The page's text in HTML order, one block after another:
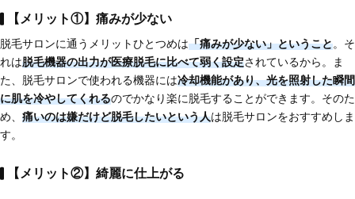
【メリット①】痛みが少ない
脱毛サロンに通うメリットひとつめは「痛みが少ない」ということ。そ
れは脱毛機器の出力が医療脱毛に比べて弱く設定されているから。ま
た、脱毛サロンで使われる機器には冷却機能があり、光を照射した瞬間
に肌を冷やしてくれるのでかなり楽に脱毛することができます。そのた
め、 痛いのは嫌だけど脱毛したいという人は脱毛サロンをおすすめしま
す。
【メリット②】綺麗に仕上がる